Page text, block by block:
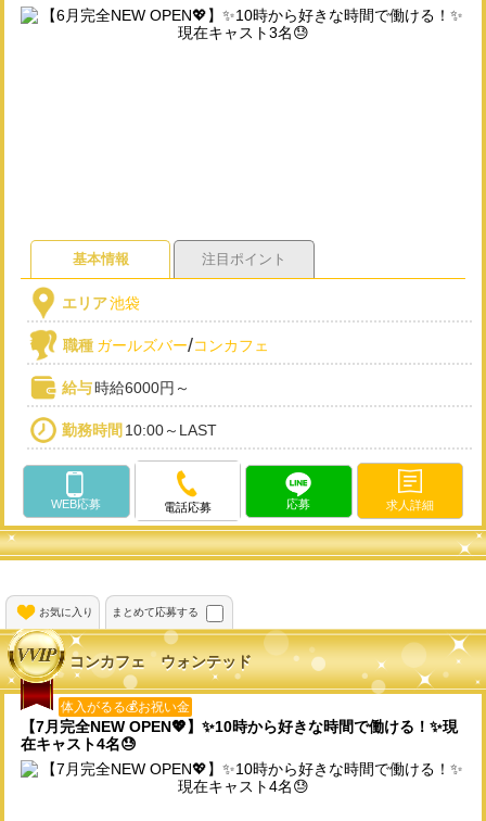
基本情報 注目ポイント
エリア池袋
職種 ガールズバー/コンカフェ
給与時給6000円～
勤務時間 10:00～LAST
WEB応募 電話応募 応募 求人詳細
お気に入り まとめて応募する
コンカフェ ウォンテッド
体入がるる💰お祝い金
【7月完全NEW OPEN💖】✨10時から好きな時間で働ける！✨現
在キャスト4名😓